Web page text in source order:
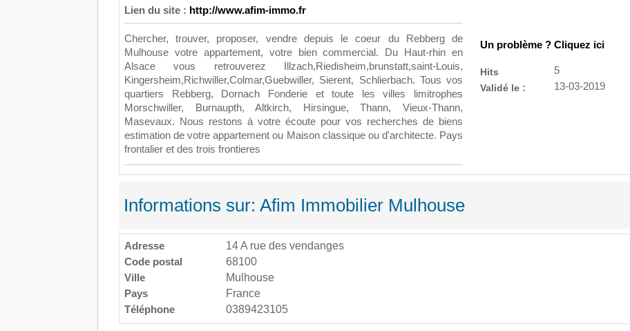
Lien du site : http://www.afim-immo.fr
Chercher, trouver, proposer, vendre depuis le coeur du Rebberg de
Mulhouse votre appartement, votre bien commercial. Du Haut-rhin en
Alsace vous retrouverez Illzach,Riedisheim,brunstatt,saint-Louis,
Kingersheim,Richwiller,Colmar,Guebwiller, Sierent, Schlierbach. Tous vos
quartiers Rebberg, Dornach Fonderie et toute les villes limitrophes
Morschwiller, Burnaupth, Altkirch, Hirsingue, Thann, Vieux-Thann,
Masevaux. Nous restons à votre écoute pour vos recherches de biens
estimation de votre appartement ou Maison classique ou d'architecte. Pays
frontalier et des trois frontieres
Un problème ? Cliquez ici
Hits
5
Validé le :
13-03-2019
Informations sur: Afim Immobilier Mulhouse
Adresse
14 A rue des vendanges
Code postal
68100
Ville
Mulhouse
Pays
France
Téléphone
0389423105